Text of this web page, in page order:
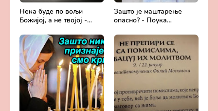
Нека буде по вољи
Божијој, а не твојој -
дан
Зашто је маштарење
опасно? - Поука
Карелина